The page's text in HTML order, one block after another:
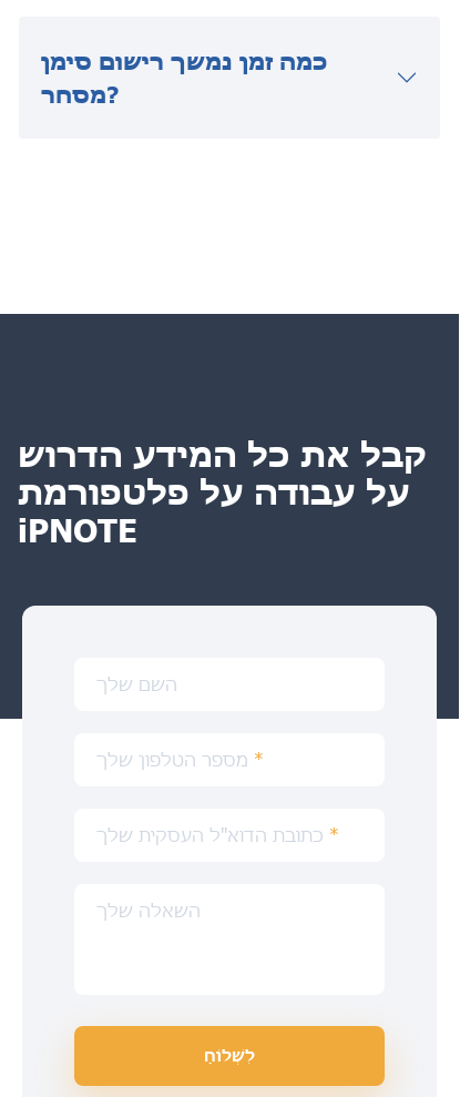
כמה זמן נמשך רישום סימן
מסחר?
קבל את כל המידע הדרוש
על עבודה על פלטפורמת
iPNOTE
השם שלך
*
*
השאלה שלך
לִשְׁלוֹחַ